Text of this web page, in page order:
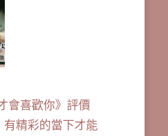
會喜歡你》評價
精彩的當下才能